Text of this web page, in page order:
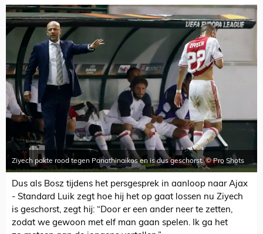
Ziyech pakte rood tegen Panathinaikos en is dus geschorst. © Pro Shots
Dus als Bosz tijdens het persgesprek in aanloop naar Ajax
- Standard Luik zegt hoe hij het op gaat lossen nu Ziyech
is geschorst, zegt hij: “Door er een ander neer te zetten,
zodat we gewoon met elf man gaan spelen. Ik ga het